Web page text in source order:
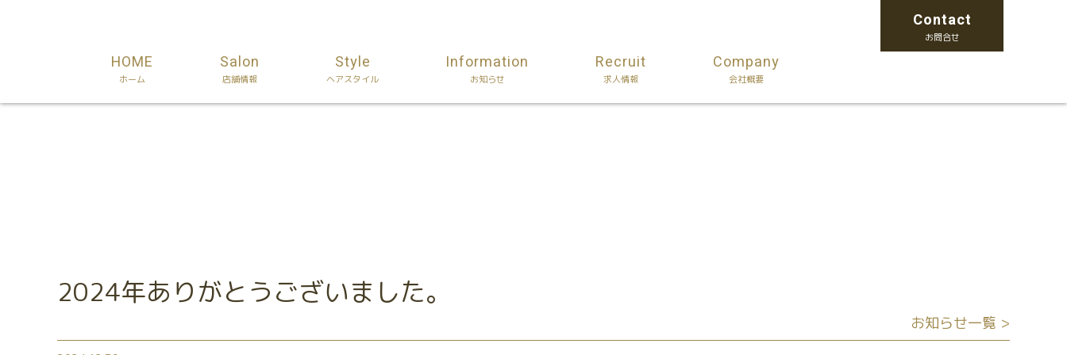
Contact
お問合せ
HOME
ホーム
Salon
店舗情報
Style
ヘアスタイル
Information
お知らせ
Recruit
求人情報
Company
会社概要
2024年ありがとうございました。
お知らせ一覧 >